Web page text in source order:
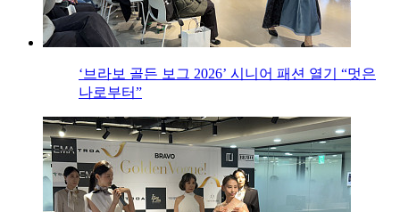
‘브라보 골든 보그 2026’ 시니어 패션 열기 “멋은
나로부터”